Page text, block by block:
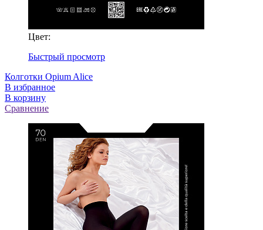
Цвет:
Быстрый просмотр
Колготки Opium Alice
В избранное
В корзину
Сравнение